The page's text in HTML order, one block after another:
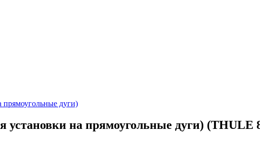
прямоугольные дуги)
установки на прямоугольные дуги) (THULE